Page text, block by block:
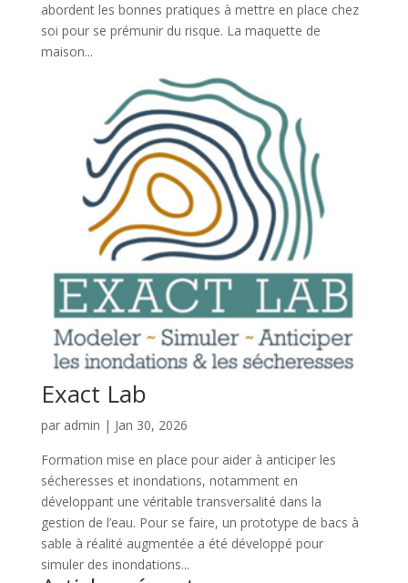
abordent les bonnes pratiques à mettre en place chez
soi pour se prémunir du risque. La maquette de
maison...
Exact Lab
par admin | Jan 30, 2026
Formation mise en place pour aider à anticiper les
sécheresses et inondations, notamment en
développant une véritable transversalité dans la
gestion de l’eau. Pour se faire, un prototype de bacs à
sable à réalité augmentée a été développé pour
simuler des inondations...